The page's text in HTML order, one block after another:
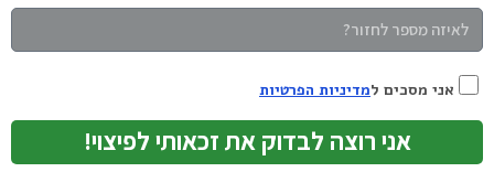
אני מסכים למדיניות הפרטיות
אני רוצה לבדוק את זכאותי לפיצוי!